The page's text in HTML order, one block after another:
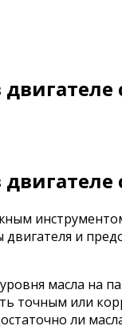
и
масла на
или
ли